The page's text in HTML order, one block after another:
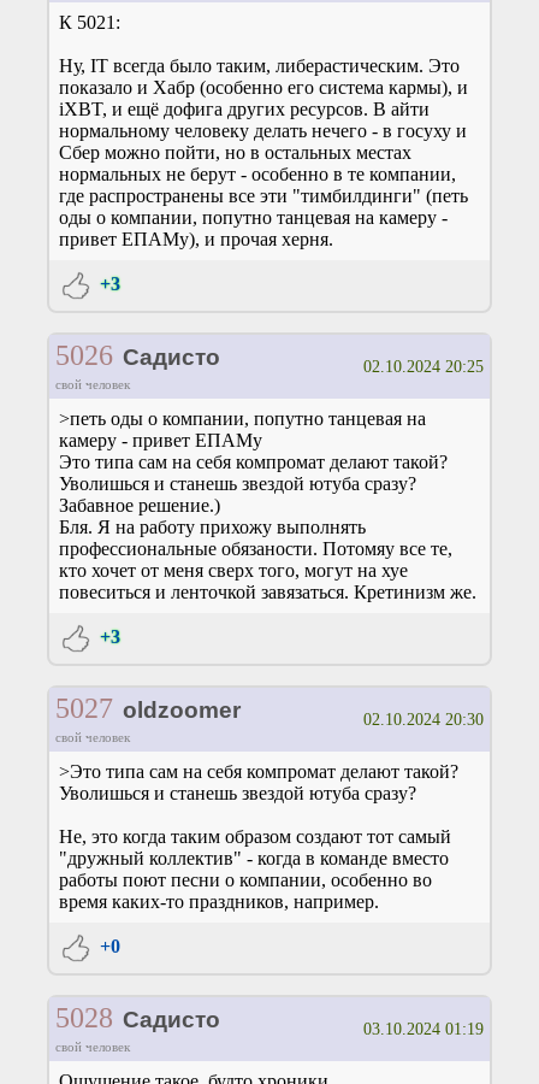
К 5021:
Ну, IT всегда было таким, либерастическим. Это
показало и Хабр (особенно его система кармы), и
iXBT, и ещё дофига других ресурсов. В айти
нормальному человеку делать нечего - в госуху и
Сбер можно пойти, но в остальных местах
нормальных не берут - особенно в те компании,
где распространены все эти "тимбилдинги" (петь
оды о компании, попутно танцевая на камеру -
привет ЕПАМу), и прочая херня.
+3
5026 Садисто
свой человек
02.10.2024 20:25
>петь оды о компании, попутно танцевая на
камеру - привет ЕПАМу
Это типа сам на себя компромат делают такой?
Уволишься и станешь звездой ютуба сразу?
Забавное решение.)
Бля. Я на работу прихожу выполнять
профессиональные обязаности. Потомяу все те,
кто хочет от меня сверх того, могут на хуе
повеситься и ленточкой завязаться. Кретинизм же.
+3
5027 oldzoomer
свой человек
02.10.2024 20:30
>Это типа сам на себя компромат делают такой?
Уволишься и станешь звездой ютуба сразу?
Не, это когда таким образом создают тот самый
"дружный коллектив" - когда в команде вместо
работы поют песни о компании, особенно во
время каких-то праздников, например.
+0
5028 Садисто
свой человек
03.10.2024 01:19